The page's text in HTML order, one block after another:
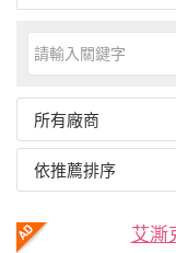
所有廠商
依推薦排序
艾澌